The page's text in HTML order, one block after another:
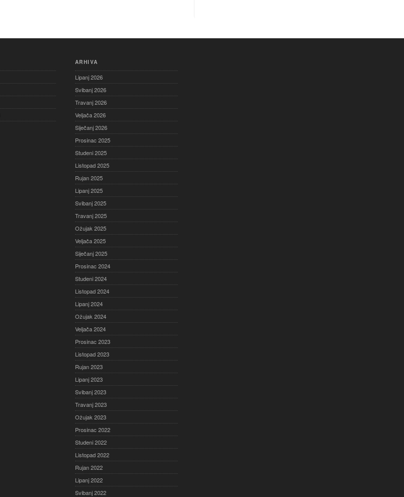
ARHIVA
Lipanj 2026
Svibanj 2026
Travanj 2026
Veljača 2026
Siječanj 2026
Prosinac 2025
Studeni 2025
Listopad 2025
Rujan 2025
Lipanj 2025
Svibanj 2025
Travanj 2025
Ožujak 2025
Veljača 2025
Siječanj 2025
Prosinac 2024
Studeni 2024
Listopad 2024
Lipanj 2024
Ožujak 2024
Veljača 2024
Prosinac 2023
Listopad 2023
Rujan 2023
Lipanj 2023
Svibanj 2023
Travanj 2023
Ožujak 2023
Prosinac 2022
Studeni 2022
Listopad 2022
Rujan 2022
Lipanj 2022
Svibanj 2022